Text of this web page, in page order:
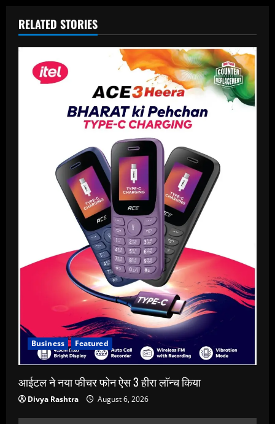
RELATED STORIES
Business Featured
आईटल ने नया फीचर फोन ऐस 3 हीरा लॉन्च किया
Divya Rashtra August 6, 2026